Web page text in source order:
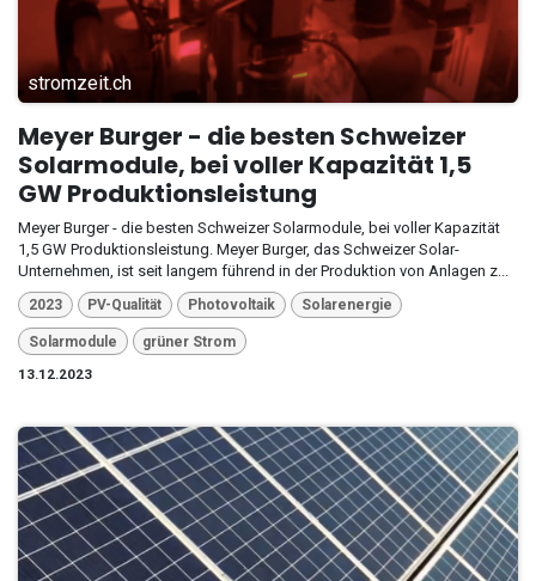
stromzeit.ch
Meyer Burger - die besten Schweizer
Solarmodule, bei voller Kapazität 1,5
GW Produktionsleistung
Meyer Burger - die besten Schweizer Solarmodule, bei voller Kapazität
1,5 GW Produktionsleistung. Meyer Burger, das Schweizer Solar-
Unternehmen, ist seit langem führend in der Produktion von Anlagen z...
2023 PV-Qualität Photovoltaik Solarenergie
Solarmodule
grüner Strom
13.12.2023